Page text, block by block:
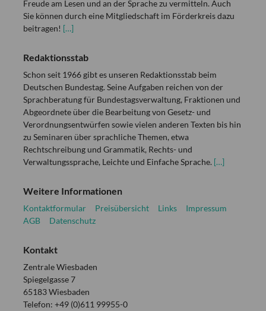
Freude am Lesen und an der Sprache zu vermitteln. Auch
Sie können durch eine Mitgliedschaft im Förderkreis dazu
beitragen! […]
Redaktionsstab
Schon seit 1966 gibt es unseren Redaktionsstab beim
Deutschen Bundestag. Seine Aufgaben reichen von der
Sprachberatung für Bundestagsverwaltung, Fraktionen und
Abgeordnete über die Bearbeitung von Gesetz- und
Verordnungsentwürfen sowie vielen anderen Texten bis hin
zu Seminaren über sprachliche Themen, etwa
Rechtschreibung und Grammatik, Rechts- und
Verwaltungssprache, Leichte und Einfache Sprache. […]
Weitere Informationen
Kontaktformular Preisübersicht Links
Impressum
AGB
Datenschutz
Kontakt
Zentrale Wiesbaden
Spiegelgasse 7
65183 Wiesbaden
Telefon: +49 (0)611 99955-0